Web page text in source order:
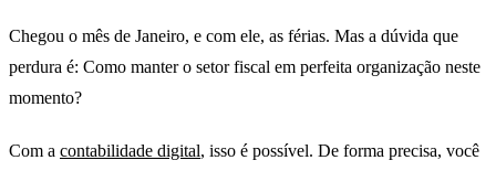
Chegou o mês de Janeiro, e com ele, as férias. Mas a dúvida que
perdura é: Como manter o setor fiscal em perfeita organização neste
momento?
Com a contabilidade digital, isso é possível. De forma precisa, você